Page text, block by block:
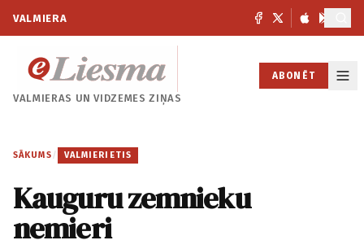
VALMIERA
VALMIERAS UNVIDZEMES ZIŅAS
ABONĒT
SĀKUMS / VALMIERIETIS
Kauguru zemnieku
nemieri